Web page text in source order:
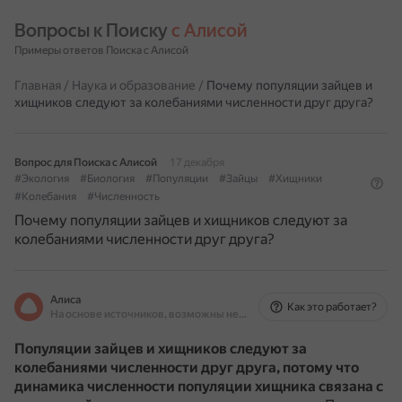
Вопросы к Поиску с Алисой
Примеры ответов Поиска с Алисой
Главная / Наука и образование / Почему популяции зайцев и
хищников следуют за колебаниями численности друг друга?
Вопрос для Поиска с Алисой
17 декабря
#Экология
#Биология #Популяции #Зайцы
#Хищники
#Колебания
#Численность
Почему популяции зайцев и хищников следуют за
колебаниями численности друг друга?
Алиса
На основе источников, возможны неточности
Как это работает?
Популяции зайцев и хищников следуют за
колебаниями численности друг друга, потому что
динамика численности популяции хищника связана с